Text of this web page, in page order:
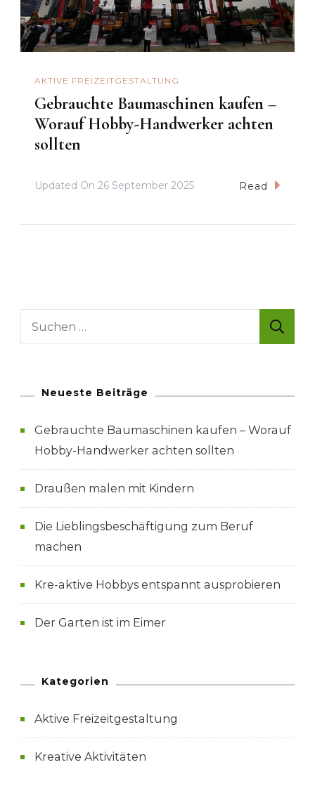
AKTIVE FREIZEITGESTALTUNG
Gebrauchte Baumaschinen kaufen –
Worauf Hobby-Handwerker achten
sollten
Updated On 26 September 2025 Read
Suche
Neueste Beiträge
Gebrauchte Baumaschinen kaufen – Worauf
Hobby-Handwerker achten sollten
Draußen malen mit Kindern
Die Lieblingsbeschäftigung zum Beruf
machen
Kre-aktive Hobbys entspannt ausprobieren
Der Garten ist im Eimer
Kategorien
Aktive Freizeitgestaltung
Kreative Aktivitäten